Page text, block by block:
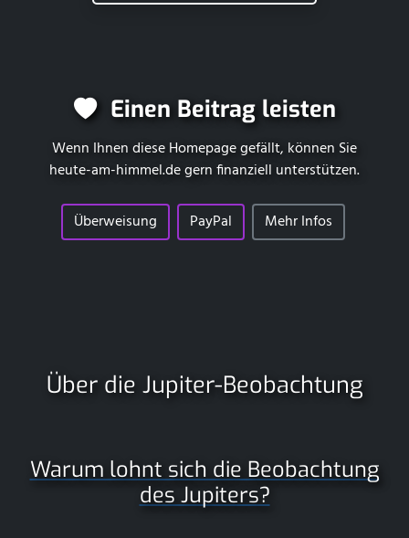
Einen Beitrag leisten
Wenn Ihnen diese Homepage gefällt, können Sie
heute-am-himmel.degern finanziell unterstützen.
Überweisung PayPal Mehr Infos
Über die Jupiter-Beobachtung
Warum lohnt sich die Beobachtung
des Jupiters?